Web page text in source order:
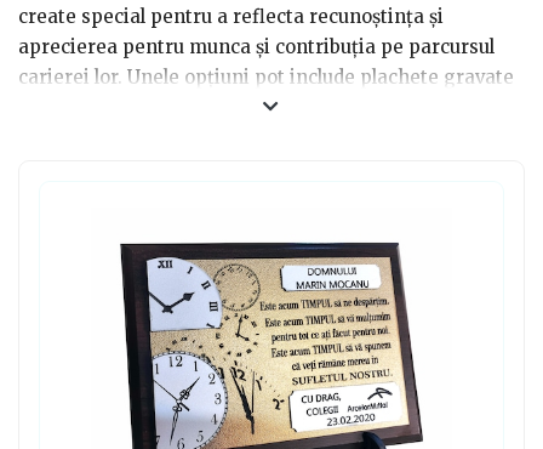
create special pentru a reflecta recunoștința și
aprecierea pentru munca și contribuția pe parcursul
carierei lor. Unele opțiuni pot include plachete gravate
cu numele și datele lor de serviciu, ceasuri
decorative la elemente practice, cum ar fi tricouri
personalizate sau cupe cu mesaje inspiraționale. Ceea
ce face aceste cadouri cu adevărat speciale este efortul
și atenția la detalii investite în alegerea și crearea lor,
ceea ce arată respectul și admirația față de persoana
care se retrage din muncă. Cadourile personalizate
pentru pensionare femei sau bărbați oferă o amintire